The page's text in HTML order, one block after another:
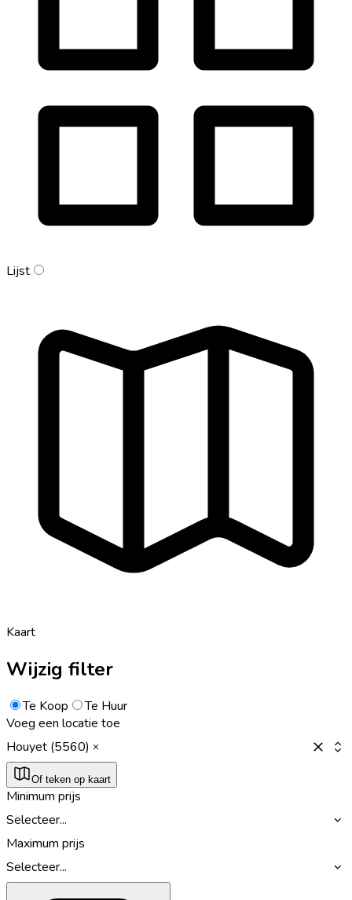
Lijst
Kaart
Wijzig filter
Te Koop
Te Huur
Voeg een locatie toe
Houyet (5560)
Of teken op kaart
Minimum prijs
Selecteer...
Maximum prijs
Selecteer...